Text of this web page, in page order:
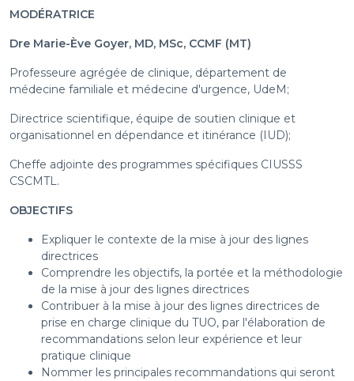
MODÉRATRICE
Dre Marie-Ève Goyer, MD, MSc, CCMF (MT)
Professeure agrégée de clinique, département de
médecine familiale et médecine d'urgence, UdeM;
Directrice scientifique, équipe de soutien clinique et
organisationnel en dépendance et itinérance (IUD);
Cheffe adjointe des programmes spécifiques CIUSSS
CSCMTL.
OBJECTIFS
Expliquer le contexte de la mise à jour des lignes
directrices
Comprendre les objectifs, la portée et la méthodologie
de la mise à jour des lignes directrices
Contribuer à la mise à jour des lignes directrices de
prise en charge clinique du TUO, par l'élaboration de
recommandations selon leur expérience et leur
pratique clinique
Nommer les principales recommandations qui seront